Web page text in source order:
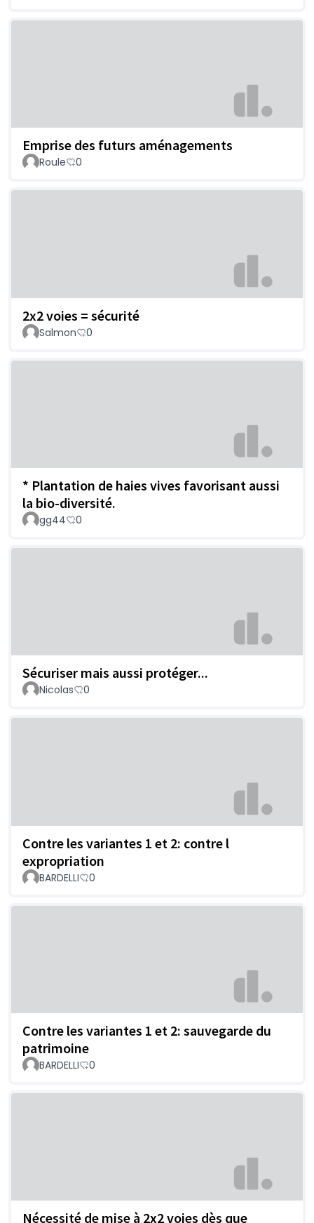
Emprise des futurs aménagements
Roule 0
2x2 voies = sécurité
Salmon 0
* Plantation de haies vives favorisant aussi
la bio-diversité.
gg44 0
Sécuriser mais aussi protéger...
Nicolas 0
Contre les variantes 1 et 2: contre l
expropriation
BARDELLI 0
Contre les variantes 1 et 2: sauvegarde du
patrimoine
BARDELLI 0
Nécessité de mise à 2x2 voies dès que